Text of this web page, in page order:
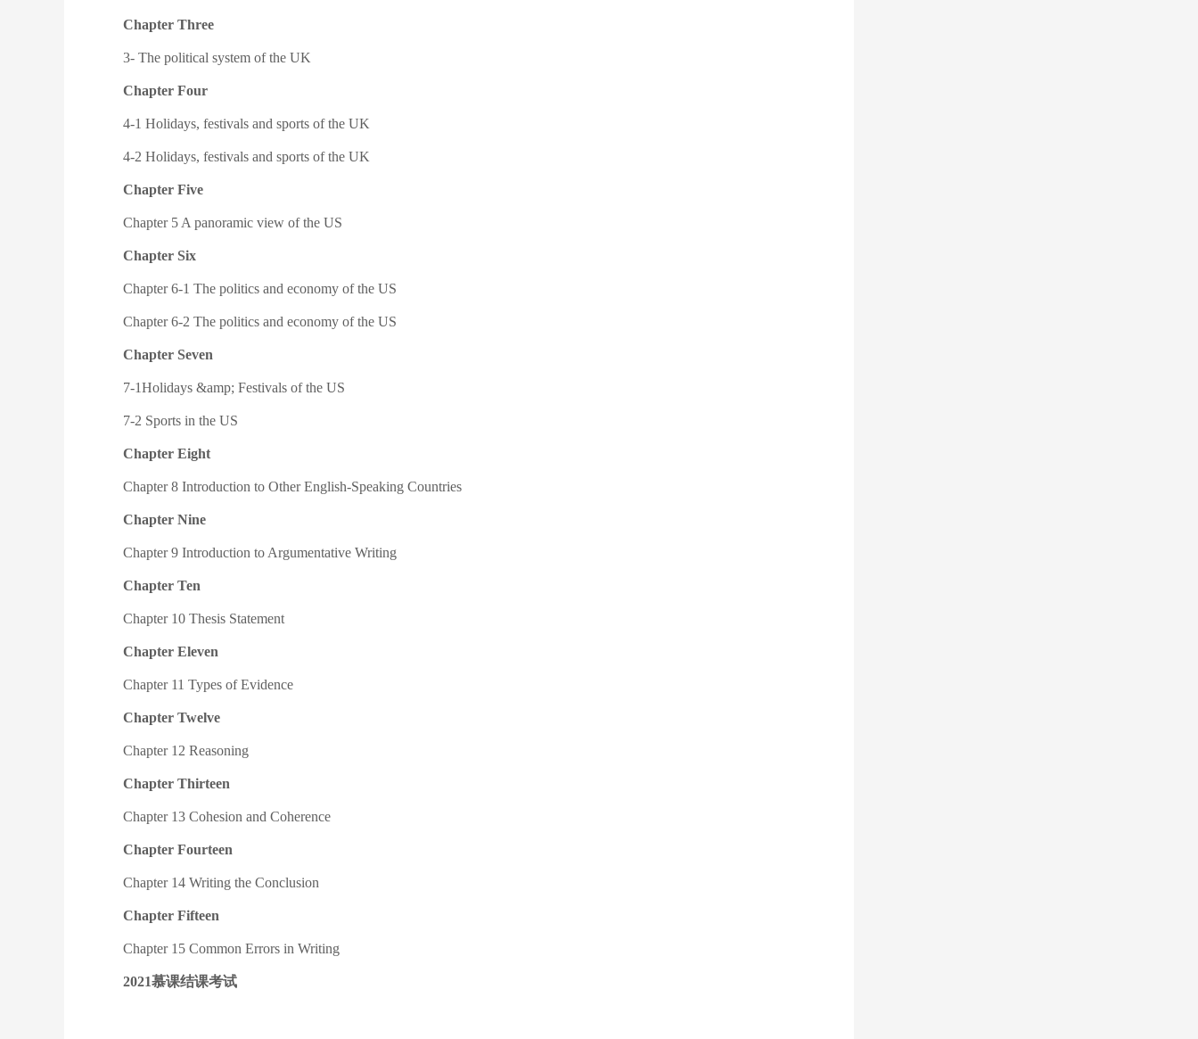
Chapter Three
3- The political system of the UK
Chapter Four
4-1 Holidays, festivals and sports of the UK
4-2 Holidays, festivals and sports of the UK
Chapter Five
Chapter 5 A panoramic view of the US
Chapter Six
Chapter 6-1 The politics and economy of the US
Chapter 6-2 The politics and economy of the US
Chapter Seven
7-1Holidays &amp; Festivals of the US
7-2 Sports in the US
Chapter Eight
Chapter 8 Introduction to Other English-Speaking Countries
Chapter Nine
Chapter 9 Introduction to Argumentative Writing
Chapter Ten
Chapter 10 Thesis Statement
Chapter Eleven
Chapter 11 Types of Evidence
Chapter Twelve
Chapter 12 Reasoning
Chapter Thirteen
Chapter 13 Cohesion and Coherence
Chapter Fourteen
Chapter 14 Writing the Conclusion
Chapter Fifteen
Chapter 15 Common Errors in Writing
2021慕课结课考试